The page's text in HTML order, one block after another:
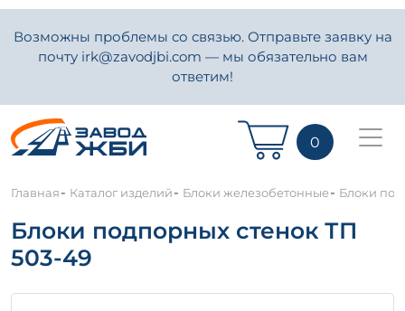
Возможны проблемы со связью. Отправьте заявку на
почту irk@zavodjbi.com — мы обязательно вам
ответим!
0
Главная- Каталог изделий- Блоки железобетонные- Блоки
Блоки подпорных стенок ТП
503-49